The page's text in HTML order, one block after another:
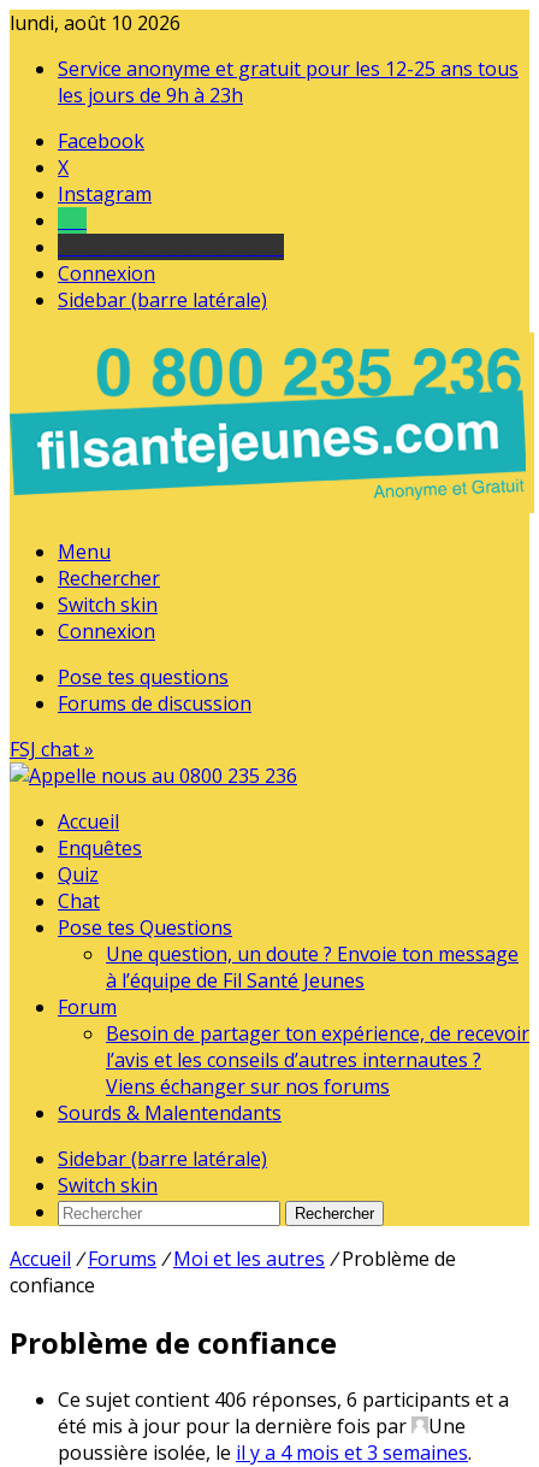
lundi, août 10 2026
Service anonyme et gratuit pour les 12-25 ans tous
les jours de 9h à 23h
Facebook
X
Instagram
Connexion
Sidebar (barre latérale)
Menu
Rechercher
Switch skin
Connexion
Pose tes questions
Forums de discussion
FSJ chat »
Accueil
Enquêtes
Quiz
Chat
Pose tes Questions
Une question, un doute ? Envoie ton message
à l’équipe de Fil Santé Jeunes
Forum
Besoin de partager ton expérience, de recevoir
l’avis et les conseils d’autres internautes ?
Viens échanger sur nos forums
Sourds & Malentendants
Sidebar (barre latérale)
Switch skin
Rechercher
Accueil / Forums / Moi et les autres / Problème de
confiance
Problème de confiance
Ce sujet contient 406 réponses, 6 participants et a
été mis à jour pour la dernière fois par
Une
poussière isolée, le il y a 4 mois et 3 semaines.